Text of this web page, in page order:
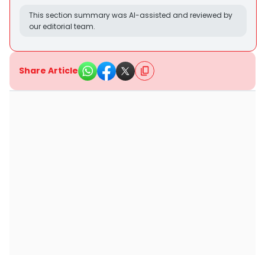
This section summary was AI-assisted and reviewed by
our editorial team.
Share Article